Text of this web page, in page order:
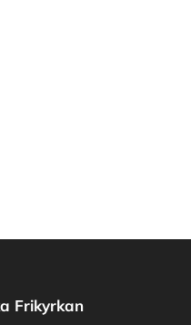
Frikyrkan